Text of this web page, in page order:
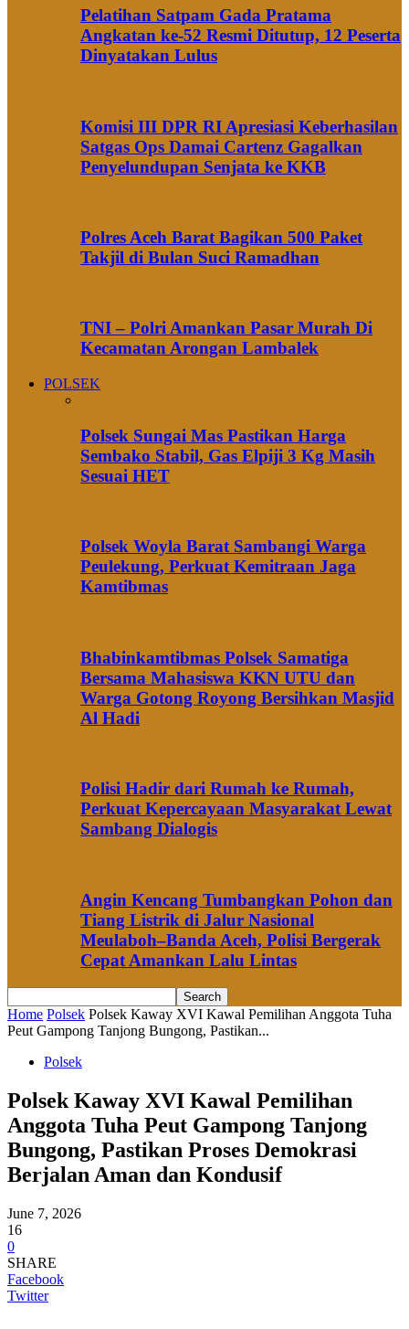
Pelatihan Satpam Gada Pratama
Angkatan ke-52 Resmi Ditutup, 12 Peserta
Dinyatakan Lulus
Komisi III DPR RI Apresiasi Keberhasilan
Satgas Ops Damai Cartenz Gagalkan
Penyelundupan Senjata ke KKB
Polres Aceh Barat Bagikan 500 Paket
Takjil di Bulan Suci Ramadhan
TNI – Polri Amankan Pasar Murah Di
Kecamatan Arongan Lambalek
POLSEK
Polsek Sungai Mas Pastikan Harga
Sembako Stabil, Gas Elpiji 3 Kg Masih
Sesuai HET
Polsek Woyla Barat Sambangi Warga
Peulekung, Perkuat Kemitraan Jaga
Kamtibmas
Bhabinkamtibmas Polsek Samatiga
Bersama Mahasiswa KKN UTU dan
Warga Gotong Royong Bersihkan Masjid
Al Hadi
Polisi Hadir dari Rumah ke Rumah,
Perkuat Kepercayaan Masyarakat Lewat
Sambang Dialogis
Angin Kencang Tumbangkan Pohon dan
Tiang Listrik di Jalur Nasional
Meulaboh–Banda Aceh, Polisi Bergerak
Cepat Amankan Lalu Lintas
Home Polsek Polsek Kaway XVI Kawal Pemilihan Anggota Tuha
Peut Gampong Tanjong Bungong, Pastikan...
Polsek
Polsek Kaway XVI Kawal Pemilihan
Anggota Tuha Peut Gampong Tanjong
Bungong, Pastikan Proses Demokrasi
Berjalan Aman dan Kondusif
June 7, 2026
16
0
SHARE
Facebook
Twitter